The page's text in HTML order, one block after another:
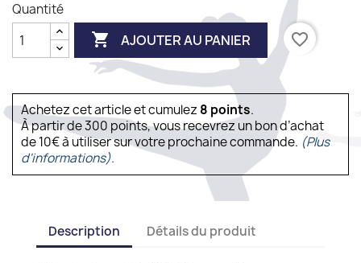
Quantité
 AJOUTER AU PANIER favorite_border
Achetez cet article et cumulez 8 points.
À partir de 300 points, vous recevrez un bon d’achat
de 10€ à utiliser sur votre prochaine commande. (Plus
d'informations).
Description Détails du produit